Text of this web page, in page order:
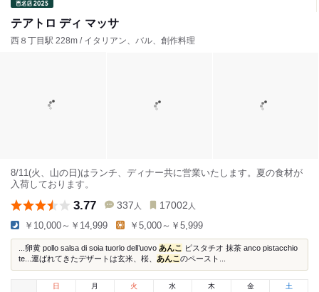
テアトロ ディ マッサ
西８丁目駅 228m / イタリアン、バル、創作料理
8/11(火、山の日)はランチ、ディナー共に営業いたします。夏の食材が
入荷しております。
3.77 337 人 17002 人
￥10,000～￥14,999 ￥5,000～￥5,999
...卵黄 pollo salsa di soia tuorlo dell’uovo あんこ ピスタチオ 抹茶 anco pistacchio
te...運ばれてきたデザートは玄米、桜、 あんこのペースト...
日 月 火 水 木 金 土